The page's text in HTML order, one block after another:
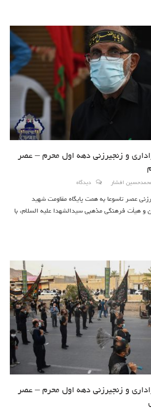
و زنجیرزنی دهه اول محرم – عصر
افشار دیدگاه
عصر تاسوعا به همت پایگاه مقاومت شهید
و هیأت فرهنگی مذهبی سیدالشهدا علیه السلام، با
و زنجیرزنی دهه اول محرم – عصر